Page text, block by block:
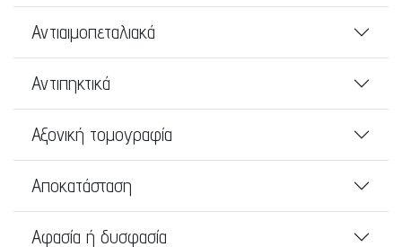
Αντιαιμοπεταλιακά
Αντιπηκτικά
Αξονική τομογραφία
Αποκατάσταση
Αφασία ή δυσφασία